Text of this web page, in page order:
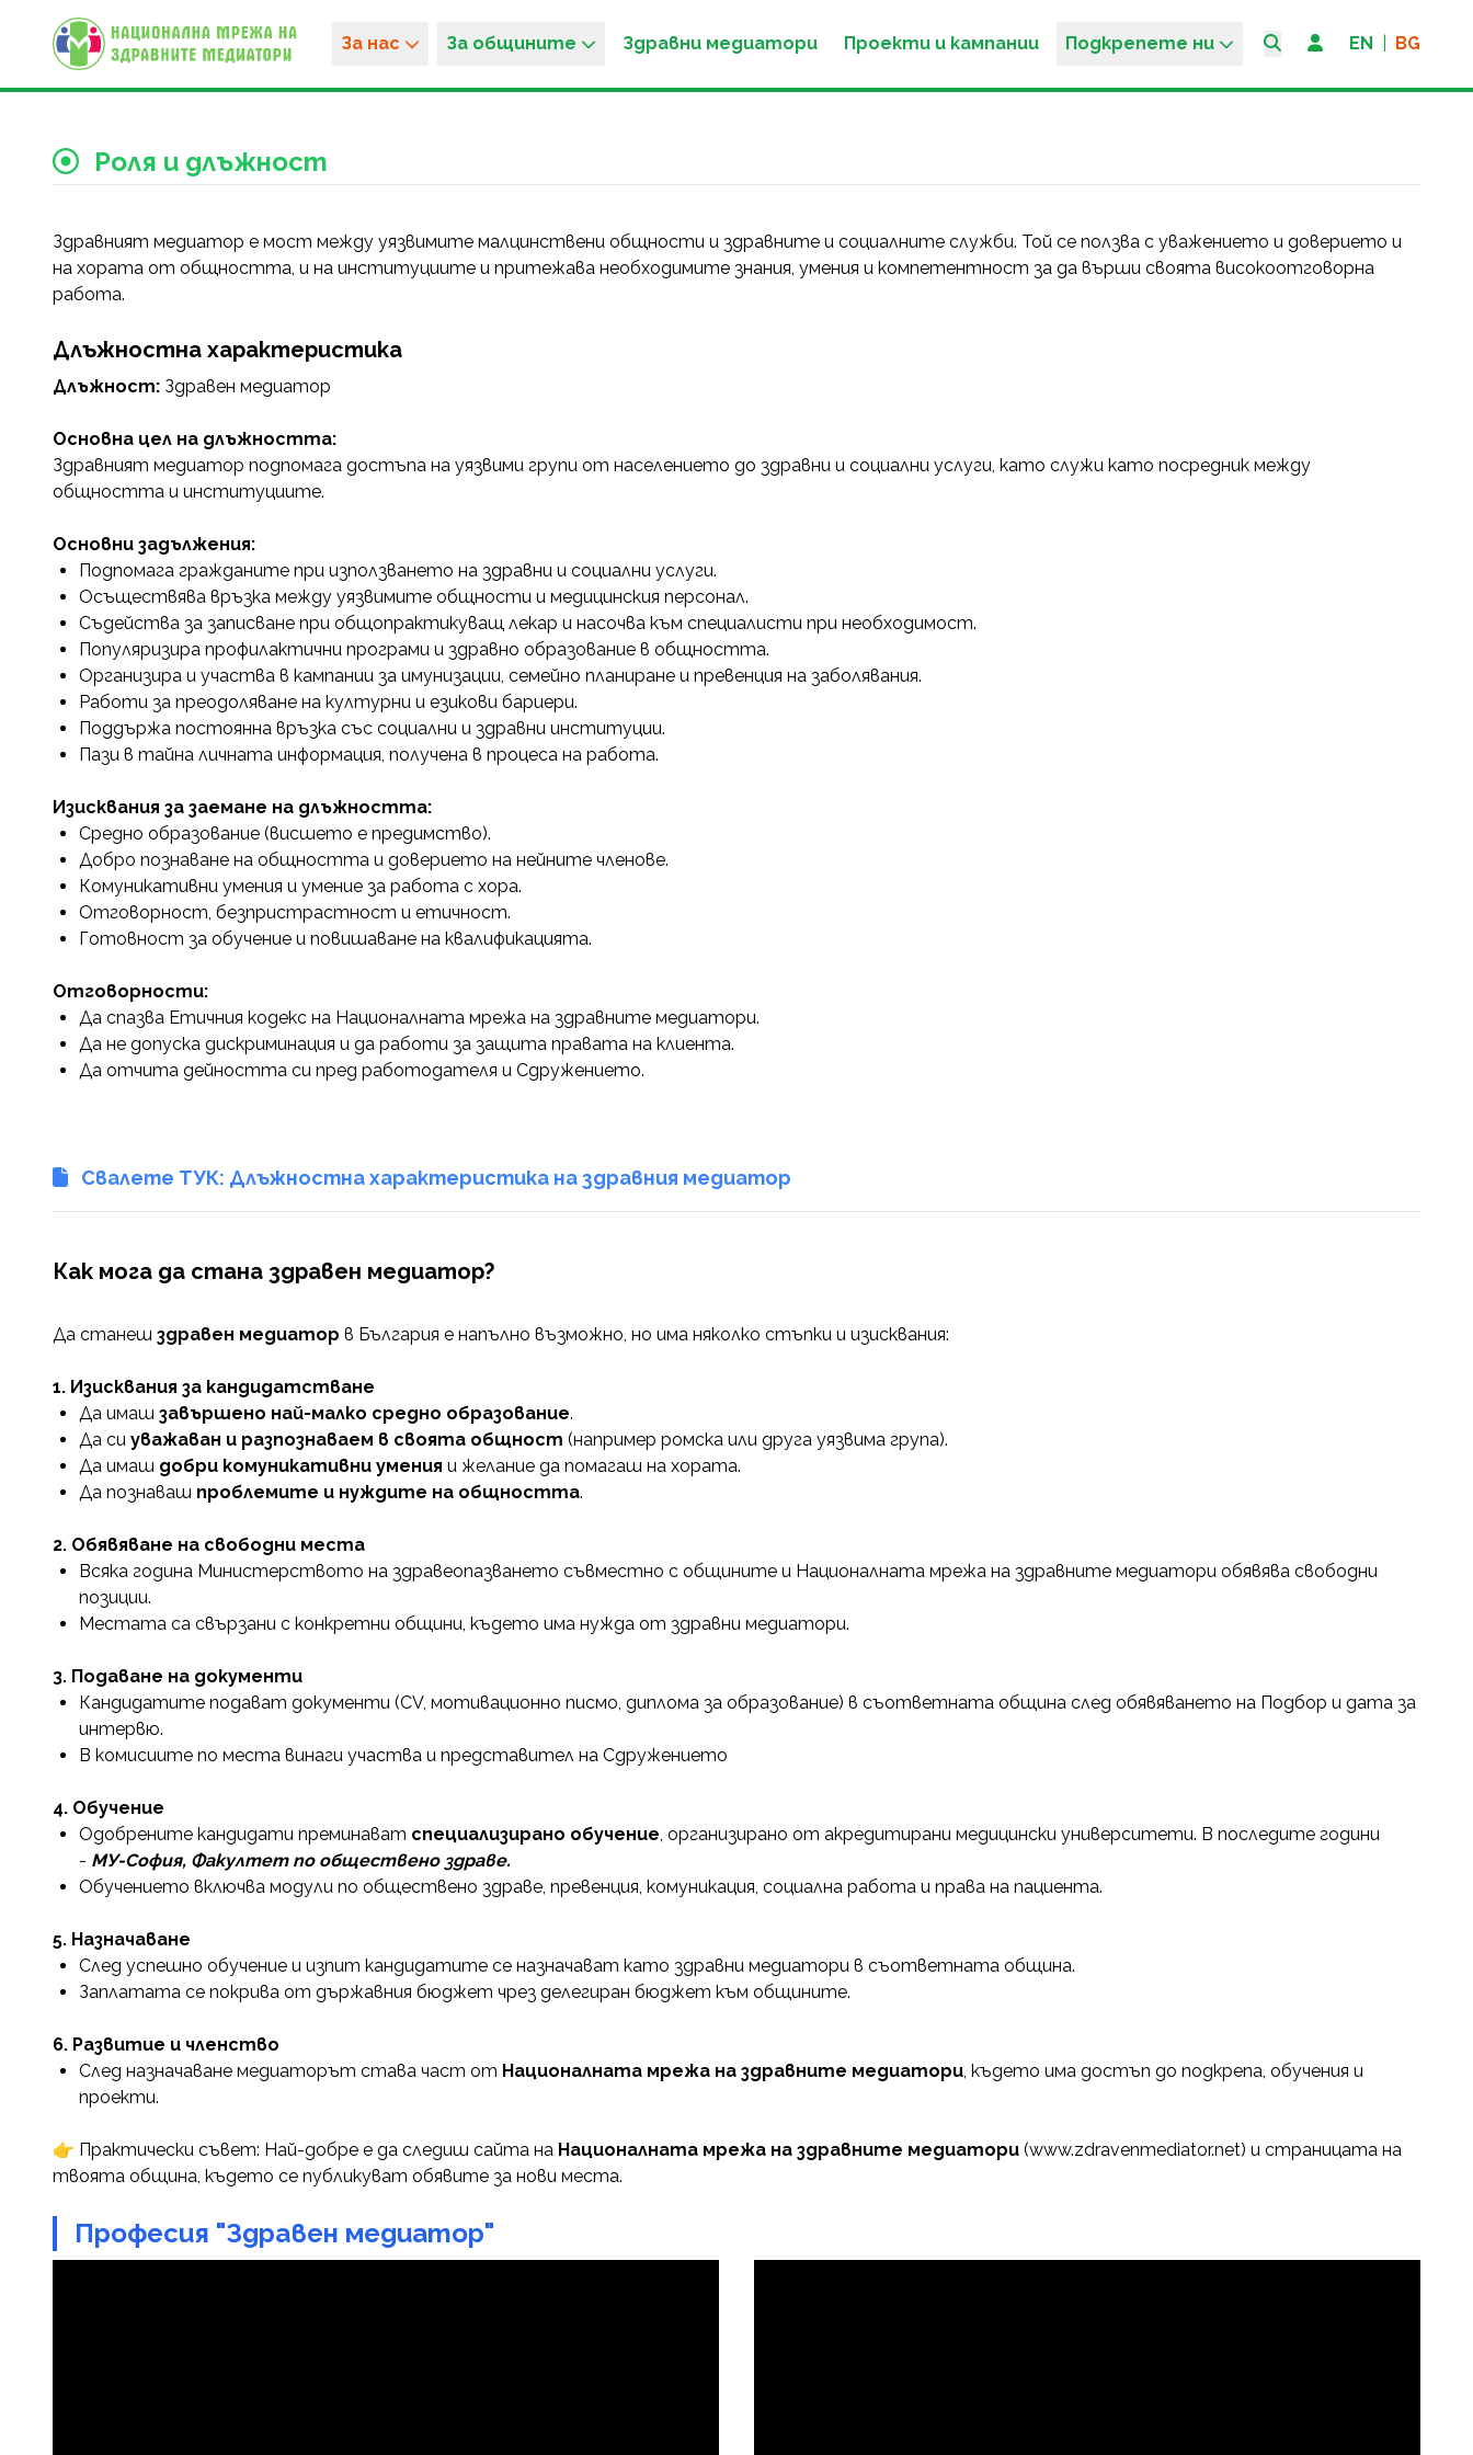
За нас За общините Здравни медиатори Проекти и кампании Подкрепете ни EN BG
Роля и длъжност
Здравният медиатор е мост между уязвимите малцинствени общности и здравните и социалните служби. Той се ползва с уважението и доверието и
на хората от общността, и на институциите и притежава необходимите знания, умения и компетентност за да върши своята високоотговорна
работа.
Длъжностна характеристика
Длъжност: Здравен медиатор
Основна цел на длъжността:
Здравният медиатор подпомага достъпа на уязвими групи от населението до здравни и социални услуги, като служи като посредник между
общността и институциите.
Основни задължения:
Подпомага гражданите при използването на здравни и социални услуги.
Осъществява връзка между уязвимите общности и медицинския персонал.
Съдейства за записване при общопрактикуващ лекар и насочва към специалисти при необходимост.
Популяризира профилактични програми и здравно образование в общността.
Организира и участва в кампании за имунизации, семейно планиране и превенция на заболявания.
Работи за преодоляване на културни и езикови бариери.
Поддържа постоянна връзка със социални и здравни институции.
Пази в тайна личната информация, получена в процеса на работа.
Изисквания за заемане на длъжността:
Средно образование (висшето е предимство).
Добро познаване на общността и доверието на нейните членове.
Комуникативни умения и умение за работа с хора.
Отговорност, безпристрастност и етичност.
Готовност за обучение и повишаване на квалификацията.
Отговорности:
Да спазва Етичния кодекс на Националната мрежа на здравните медиатори.
Да не допуска дискриминация и да работи за защита правата на клиента.
Да отчита дейността си пред работодателя и Сдружението.
Свалете ТУК: Длъжностна характеристика на здравния медиатор
Как мога да стана здравен медиатор?
Да станеш здравен медиатор в България е напълно възможно, но има няколко стъпки и изисквания:
1. Изисквания за кандидатстване
Да имаш завършено най-малко средно образование.
Да си уважаван и разпознаваем в своята общност (например ромска или друга уязвима група).
Да имаш добри комуникативни умения и желание да помагаш на хората.
Да познаваш проблемите и нуждите на общността.
2. Обявяване на свободни места
Всяка година Министерството на здравеопазването съвместно с общините и Националната мрежа на здравните медиатори обявява свободни
позиции.
Местата са свързани с конкретни общини, където има нужда от здравни медиатори.
3. Подаване на документи
Кандидатите подават документи (CV, мотивационно писмо, диплома за образование) в съответната община след обявяването на Подбор и дата за
интервю.
В комисиите по места винаги участва и представител на Сдружението
4. Обучение
Одобрените кандидати преминават специализирано обучение, организирано от акредитирани медицински университети. В последите години
- МУ-София, Факултет по обществено здраве.
Обучението включва модули по обществено здраве, превенция, комуникация, социална работа и права на пациента.
5. Назначаване
След успешно обучение и изпит кандидатите се назначават като здравни медиатори в съответната община.
Заплатата се покрива от държавния бюджет чрез делегиран бюджет към общините.
6. Развитие и членство
След назначаване медиаторът става част от Националната мрежа на здравните медиатори, където има достъп до подкрепа, обучения и
проекти.
👉 Практически съвет: Най-добре е да следиш сайта на Националната мрежа на здравните медиатори (www.zdravenmediator.net) и страницата на
твоята община, където се публикуват обявите за нови места.
Професия "Здравен медиатор"